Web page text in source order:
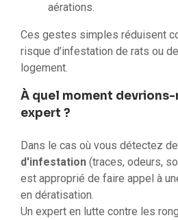
aérations.
Ces gestes simples réduisent
risque d’infestation de rats ou
logement.
À quel moment
expert ?
Dans le cas où vous détectez
d'infestation(traces, odeurs,
est approprié de faire appel à
en dératisation.
Un expert en lutte contre les